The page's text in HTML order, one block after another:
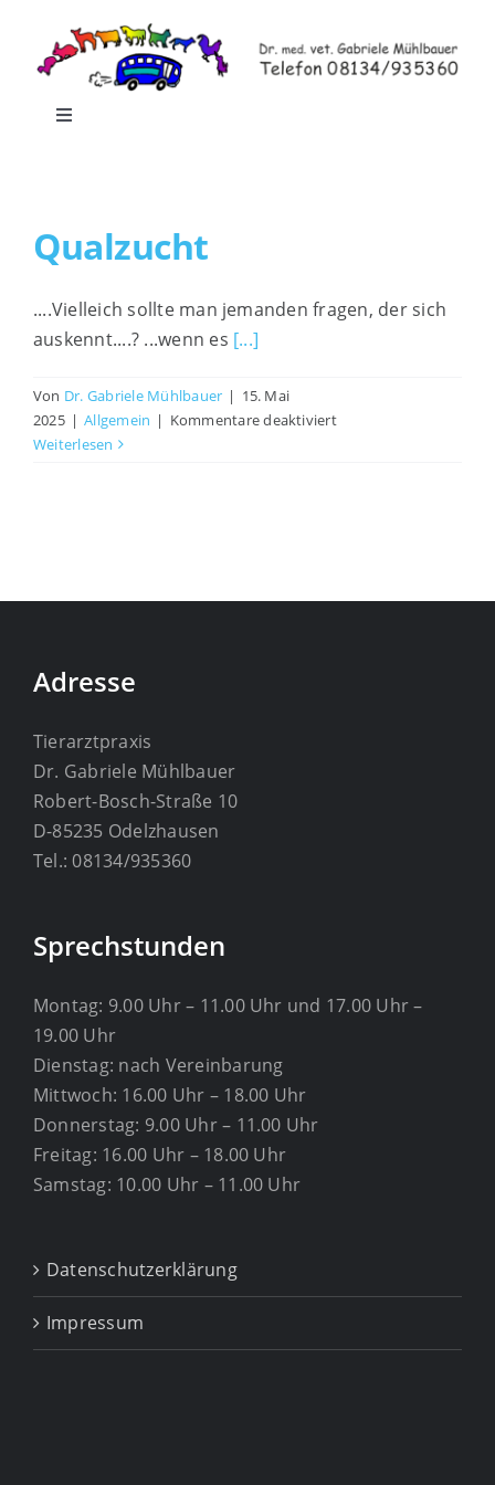
springen
Toggle
Leistungen
Praxisrundgang
Praxis-Shop
Qualzucht
....Vielleich sollte man jemanden fragen, der sich
auskennt....? ...wenn es [...]
Von Dr. Gabriele Mühlbauer | 15. Mai
2025 | Allgemein | Kommentare deaktiviertfür
Weiterlesen
Adresse
Tierarztpraxis
Dr. Gabriele Mühlbauer
Robert-Bosch-Straße 10
D-85235 Odelzhausen
Tel.: 08134/935360
Sprechstunden
Montag: 9.00 Uhr – 11.00 Uhr und 17.00 Uhr –
19.00 Uhr
Dienstag: nach Vereinbarung
Mittwoch: 16.00 Uhr – 18.00 Uhr
Donnerstag: 9.00 Uhr – 11.00 Uhr
Freitag: 16.00 Uhr – 18.00 Uhr
Samstag: 10.00 Uhr – 11.00 Uhr
Datenschutzerklärung
Impressum